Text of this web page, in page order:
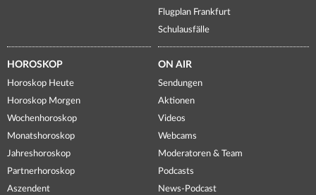
Flugplan Frankfurt
Schulausfälle
HOROSKOP
Horoskop Heute
Horoskop Morgen
Wochenhoroskop
Monatshoroskop
Jahreshoroskop
Partnerhoroskop
Aszendent
ON AIR
Sendungen
Aktionen
Videos
Webcams
Moderatoren & Team
Podcasts
News-Podcast